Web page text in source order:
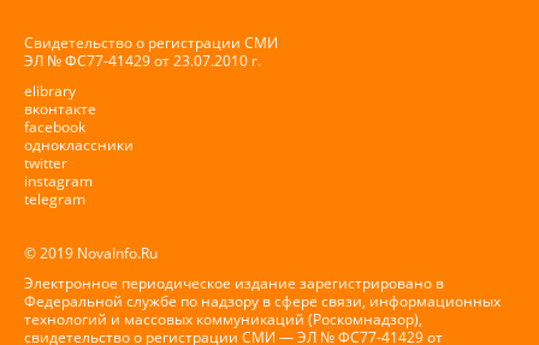
Свидетельство о регистрации СМИ
ЭЛ № ФС77-41429 от 23.07.2010 г.
elibrary
вконтакте
facebook
одноклассники
twitter
instagram
telegram
© 2019 NovaInfo.Ru
Электронное периодическое издание зарегистрировано в
Федеральной службе по надзору в сфере связи, информационных
технологий и массовых коммуникаций (Роскомнадзор),
свидетельство о регистрации СМИ — ЭЛ № ФС77-41429 от